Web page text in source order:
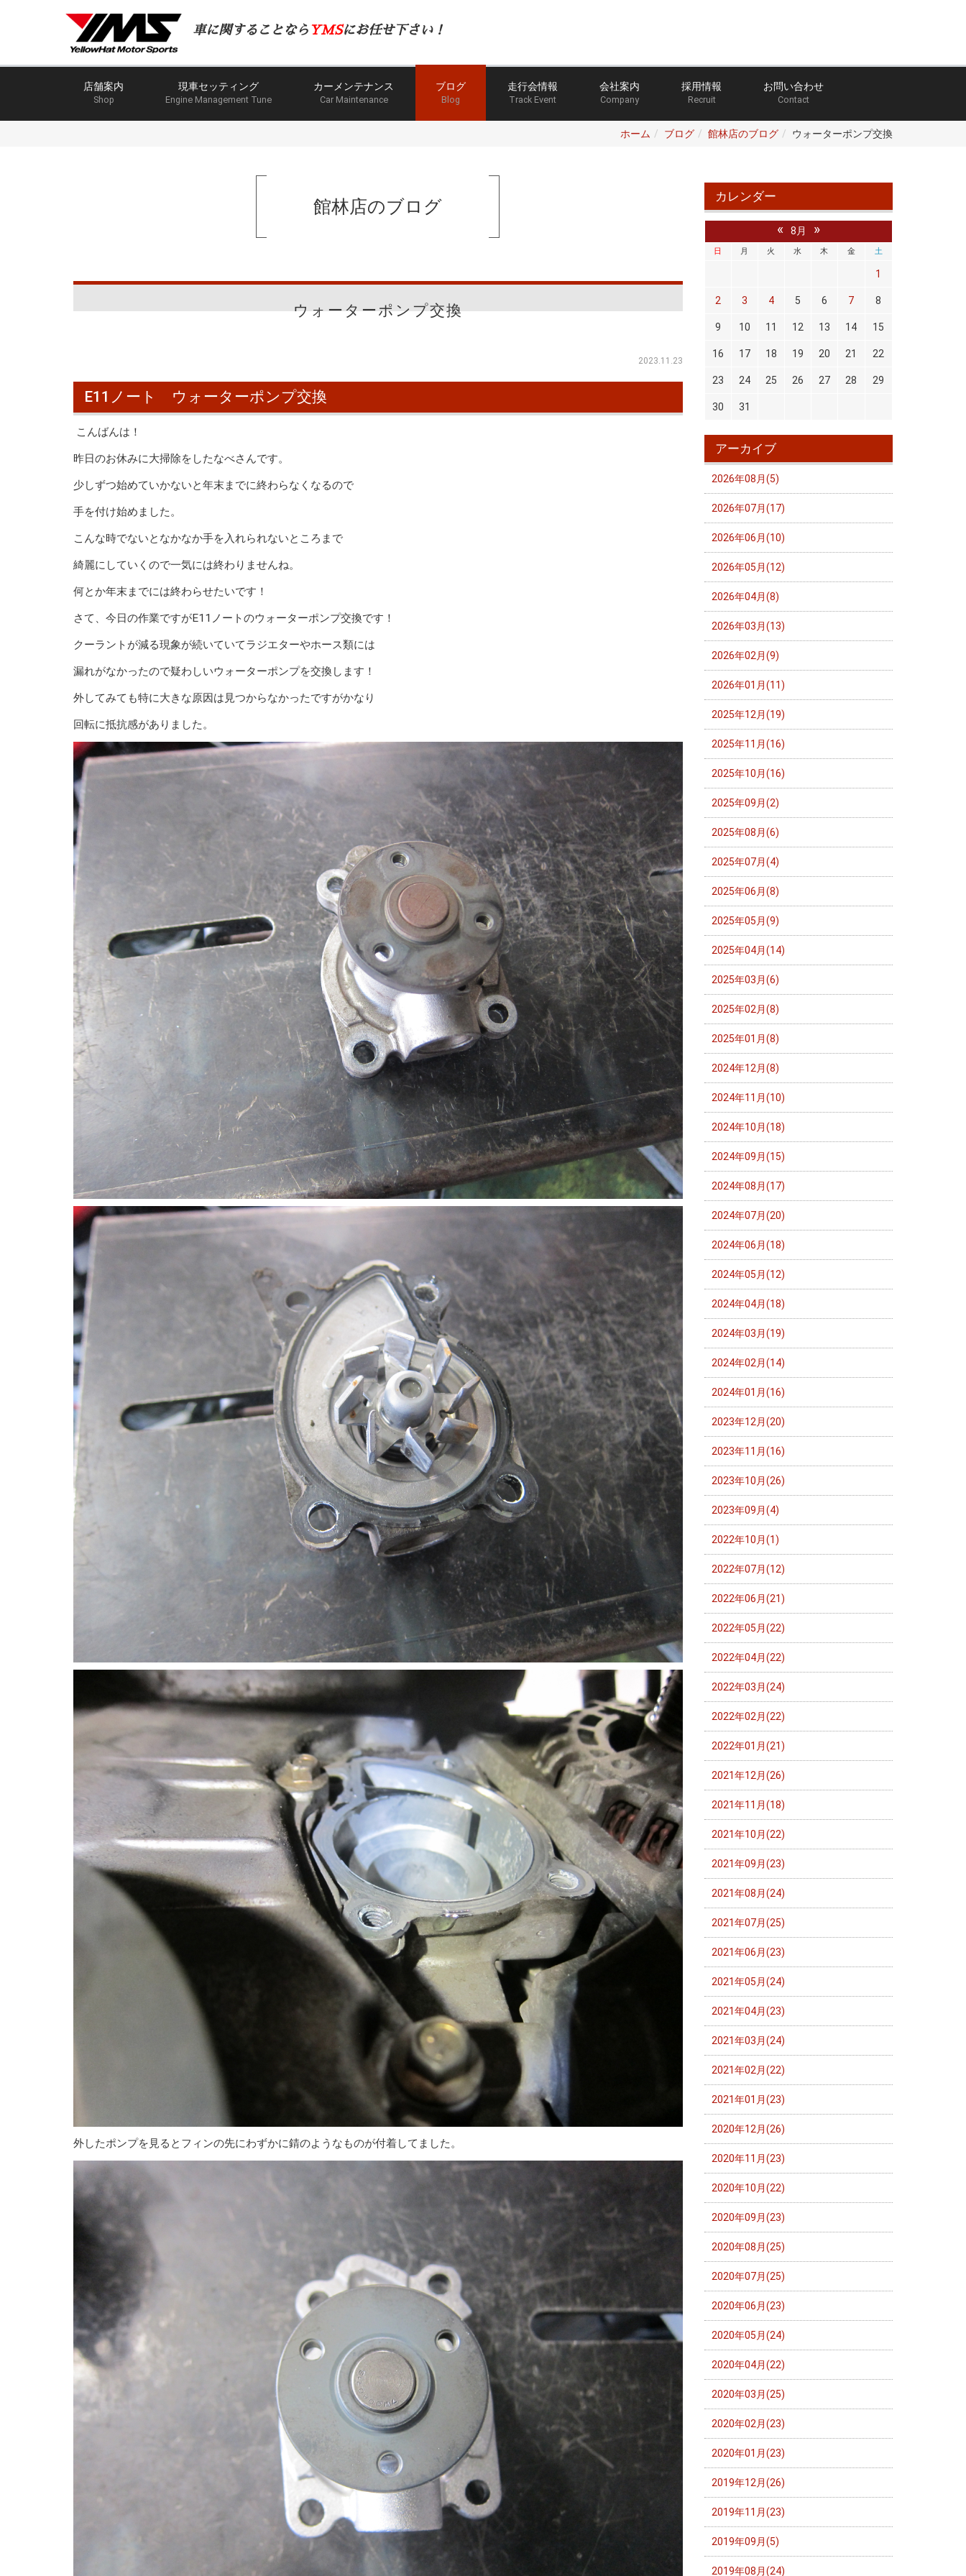
車に関することなら YMSにお任せ下さい！
店舗案内
Shop
現車セッティング
Engine Management Tune
カーメンテナンス
Car Maintenance
ブログ
Blog
走行会情報
Track Event
会社案内
Company
採用情報
Recruit
お問い合わせ
Contact
ホーム ブログ 館林店のブログ ウォーターポンプ交換
館林店のブログ
ウォーターポンプ交換
2023.11.23
E11ノート ウォーターポンプ交換
こんばんは！
昨日のお休みに大掃除をしたなべさんです。
少しずつ始めていかないと年末までに終わらなくなるので
手を付け始めました。
こんな時でないとなかなか手を入れられないところまで
綺麗にしていくので一気には終わりませんね。
何とか年末までには終わらせたいです！
さて、今日の作業ですがE11ノートのウォーターポンプ交換です！
クーラントが減る現象が続いていてラジエターやホース類には
漏れがなかったので疑わしいウォーターポンプを交換します！
外してみても特に大きな原因は見つからなかったですがかなり
回転に抵抗感がありました。
外したポンプを見るとフィンの先にわずかに錆のようなものが付着してました。
カレンダー
« 8月 »
日 月 火 水 木 金 土
1
2 3 4 5 6 7 8
9 10 11 12 13 14 15
16 17 18 19 20 21 22
23 24 25 26 27 28 29
30 31
アーカイブ
2026年08月(5)
2026年07月(17)
2026年06月(10)
2026年05月(12)
2026年04月(8)
2026年03月(13)
2026年02月(9)
2026年01月(11)
2025年12月(19)
2025年11月(16)
2025年10月(16)
2025年09月(2)
2025年08月(6)
2025年07月(4)
2025年06月(8)
2025年05月(9)
2025年04月(14)
2025年03月(6)
2025年02月(8)
2025年01月(8)
2024年12月(8)
2024年11月(10)
2024年10月(18)
2024年09月(15)
2024年08月(17)
2024年07月(20)
2024年06月(18)
2024年05月(12)
2024年04月(18)
2024年03月(19)
2024年02月(14)
2024年01月(16)
2023年12月(20)
2023年11月(16)
2023年10月(26)
2023年09月(4)
2022年10月(1)
2022年07月(12)
2022年06月(21)
2022年05月(22)
2022年04月(22)
2022年03月(24)
2022年02月(22)
2022年01月(21)
2021年12月(26)
2021年11月(18)
2021年10月(22)
2021年09月(23)
2021年08月(24)
2021年07月(25)
2021年06月(23)
2021年05月(24)
2021年04月(23)
2021年03月(24)
2021年02月(22)
2021年01月(23)
2020年12月(26)
2020年11月(23)
2020年10月(22)
2020年09月(23)
2020年08月(25)
2020年07月(25)
2020年06月(23)
2020年05月(24)
2020年04月(22)
2020年03月(25)
2020年02月(23)
2020年01月(23)
2019年12月(26)
2019年11月(23)
2019年09月(5)
2019年08月(24)